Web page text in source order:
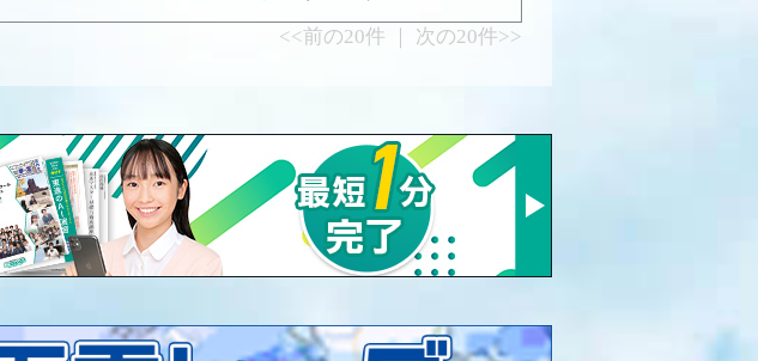
<<前の20件 ｜ 次の20件>>